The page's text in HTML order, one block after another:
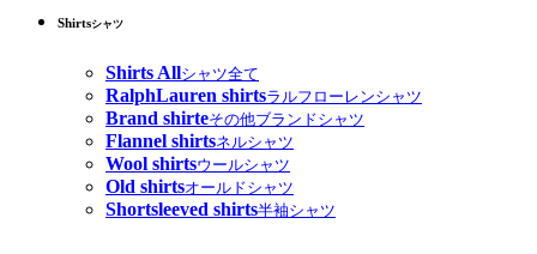
Shirtsシャツ
Shirts Allシャツ全て
RalphLauren shirtsラルフローレンシャツ
Brand shirteその他ブランドシャツ
Flannel shirtsネルシャツ
Wool shirtsウールシャツ
Old shirtsオールドシャツ
Shortsleeved shirts半袖シャツ